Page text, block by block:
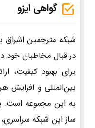
گواهی ایزو
شبکه مترجمین
در قبال مخاطبان خود
برای بهبود کیفیت،
بین‌المللی و افزایش
به این مجموعه است.
ساز این شبکه